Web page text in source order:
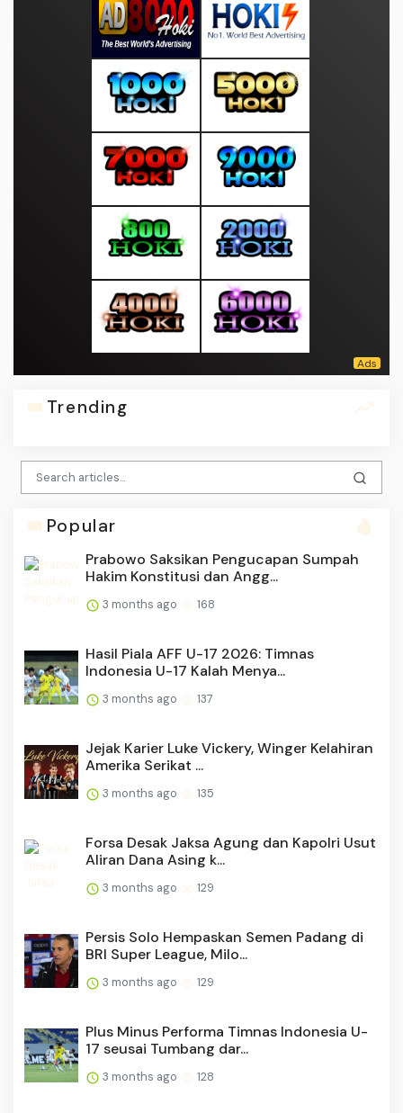
Trending
Popular
Prabowo Saksikan Pengucapan Sumpah
Hakim Konstitusi dan Angg...
3 months ago 168
Hasil Piala AFF U-17 2026: Timnas
Indonesia U-17 Kalah Menya...
3 months ago 137
Jejak Karier Luke Vickery, Winger Kelahiran
Amerika Serikat ...
3 months ago 135
Forsa Desak Jaksa Agung dan Kapolri Usut
Aliran Dana Asing k...
3 months ago 129
Persis Solo Hempaskan Semen Padang di
BRI Super League, Milo...
3 months ago 129
Plus Minus Performa Timnas Indonesia U-
17 seusai Tumbang dar...
3 months ago 128